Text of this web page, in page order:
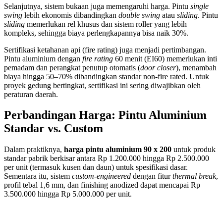
Selanjutnya, sistem bukaan juga memengaruhi harga. Pintu single
swing lebih ekonomis dibandingkan double swing atau sliding. Pintu
sliding memerlukan rel khusus dan sistem roller yang lebih
kompleks, sehingga biaya perlengkapannya bisa naik 30%.
Sertifikasi ketahanan api (fire rating) juga menjadi pertimbangan.
Pintu aluminium dengan fire rating 60 menit (EI60) memerlukan inti
pemadam dan perangkat penutup otomatis (door closer), menambah
biaya hingga 50–70% dibandingkan standar non-fire rated. Untuk
proyek gedung bertingkat, sertifikasi ini sering diwajibkan oleh
peraturan daerah.
Perbandingan Harga: Pintu Aluminium
Standar vs. Custom
Dalam praktiknya, harga pintu aluminium 90 x 200 untuk produk
standar pabrik berkisar antara Rp 1.200.000 hingga Rp 2.500.000
per unit (termasuk kusen dan daun) untuk spesifikasi dasar.
Sementara itu, sistem custom-engineered dengan fiturthermal break,
profil tebal 1,6 mm, dan finishing anodized dapat mencapai Rp
3.500.000 hingga Rp 5.000.000 per unit.